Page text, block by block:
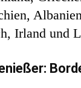
Irland und